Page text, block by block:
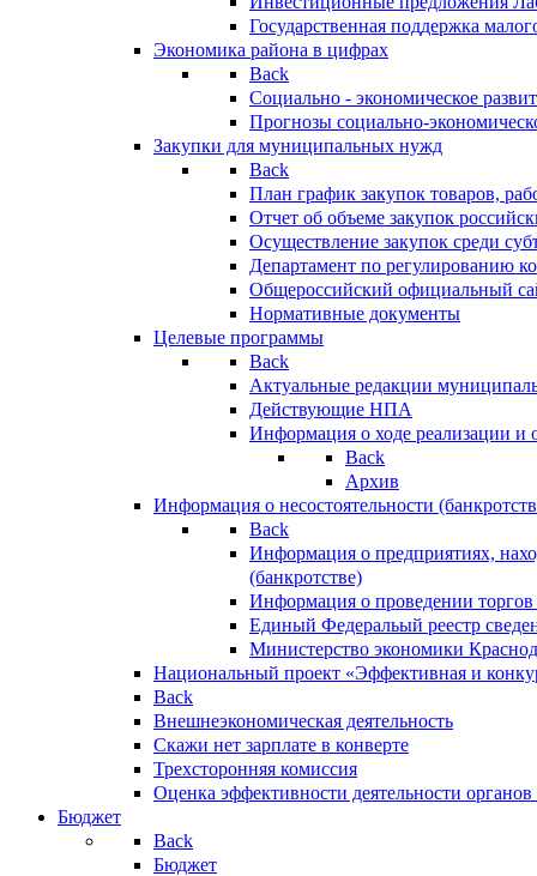
Государственная поддержка
Экономика района в цифрах
Back
Социально - экономическое
Прогнозы социально-
Закупки для муниципальных нужд
Back
План график закупок товаров,
Отчет об объеме закупок
Осуществление закупок среди
Департамент по регулированию
Общероссийский официальный
Нормативные документы
Целевые программы
Back
Актуальные редакции
Действующие НПА
Информация о ходе реализации
Back
Архив
Информация о несостоятельности
Back
Информация о предприятиях,
(банкротстве)
Информация о проведении
Единый Федеральый реестр
Министерство экономики
Национальный проект «Эффективная и
Back
Внешнеэкономическая деятельность
Скажи нет зарплате в конверте
Трехсторонняя комиссия
Оценка эффективности деятельности
Бюджет
Back
Бюджет